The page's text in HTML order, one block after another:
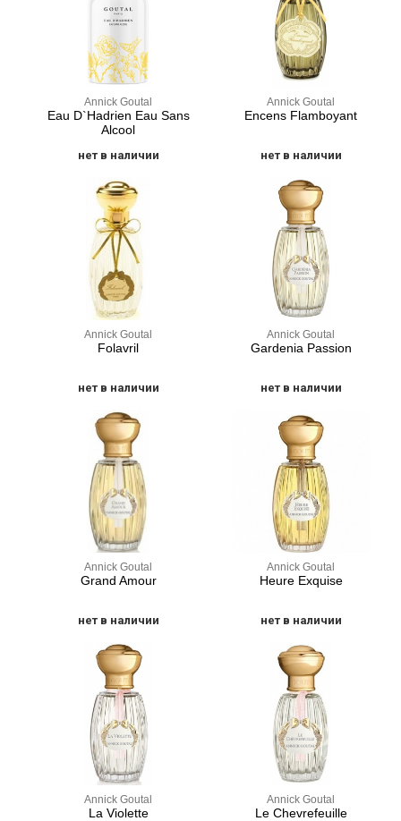
Annick Goutal
Eau D`Hadrien Eau Sans
Alcool
нет в наличии
Annick Goutal
Encens Flamboyant
нет в наличии
Annick Goutal
Folavril
нет в наличии
Annick Goutal
Gardenia Passion
нет в наличии
Annick Goutal
Grand Amour
нет в наличии
Annick Goutal
Heure Exquise
нет в наличии
Annick Goutal
La Violette
Annick Goutal
Le Chevrefeuille